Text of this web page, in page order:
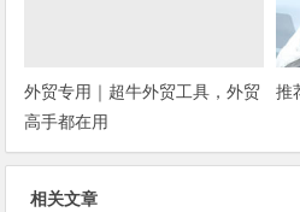
外贸专用｜超牛外贸工具，外贸
高手都在用
推
相关文章